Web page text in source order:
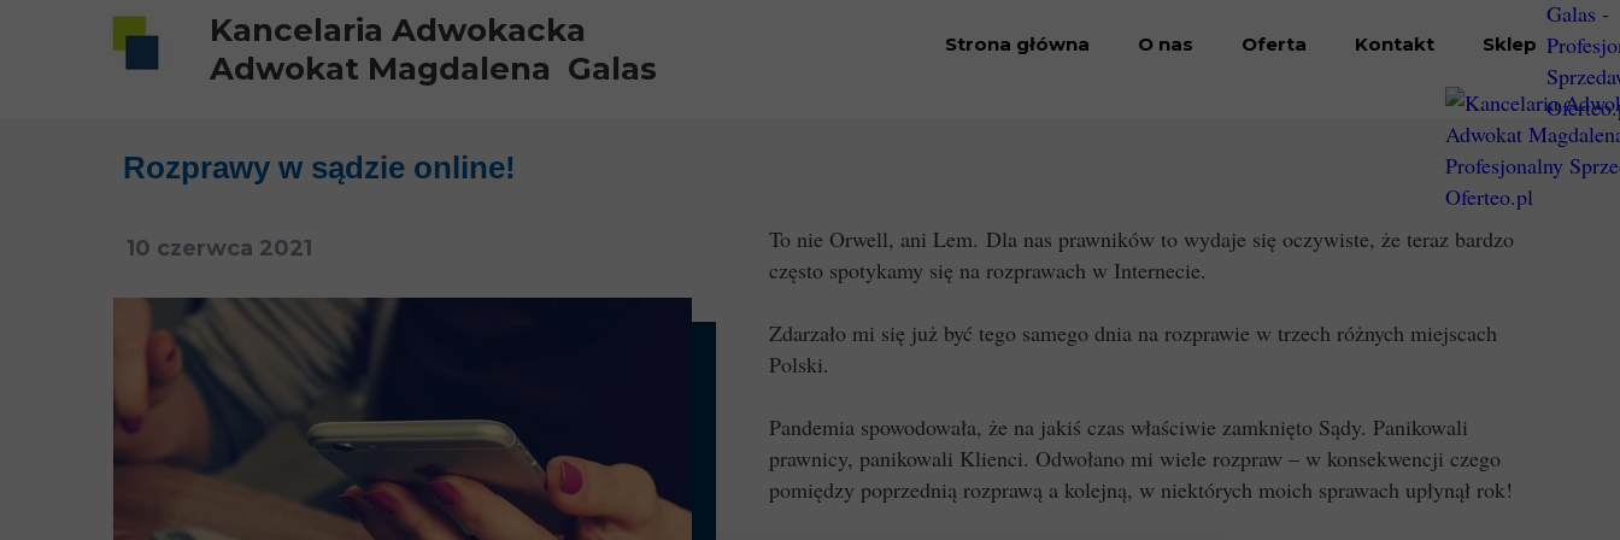
10 czerwca 2021
Kancelaria Adwokacka
Adwokat Magdalena Galas
Strona główna O nas Oferta Kontakt Sklep
Rozprawy w sądzie online!
To nie Orwell, ani Lem. Dla nas prawników to wydaje się oczywiste, że teraz bardzo
często spotykamy się na rozprawach w Internecie.
Zdarzało mi się już być tego samego dnia na rozprawie w trzech różnych miejscach
Polski.
Pandemia spowodowała, że na jakiś czas właściwie zamknięto Sądy. Panikowali
prawnicy, panikowali Klienci. Odwołano mi wiele rozpraw – w konsekwencji czego
pomiędzy poprzednią rozprawą a kolejną, w niektórych moich sprawach upłynął rok!